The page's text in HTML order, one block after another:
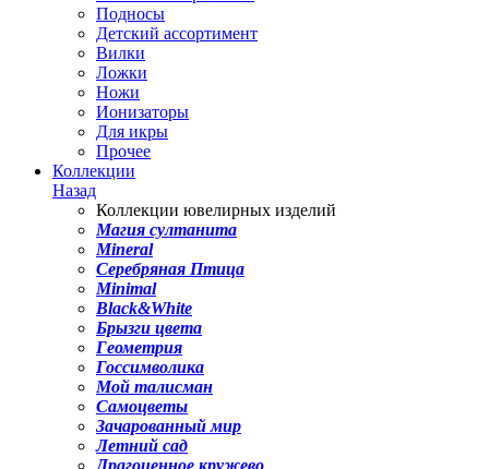
Подносы
Детский ассортимент
Вилки
Ложки
Ножи
Ионизаторы
Для икры
Прочее
Коллекции
Назад
Коллекции ювелирных изделий
Магия султанита
Mineral
Серебряная Птица
Minimal
Black&White
Брызги цвета
Геометрия
Госсимволика
Мой талисман
Самоцветы
Зачарованный мир
Летний сад